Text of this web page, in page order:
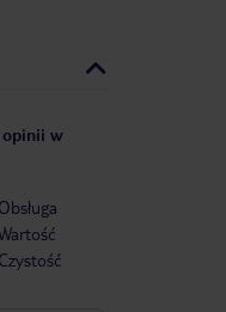
opinii w
Obsługa
Czystość